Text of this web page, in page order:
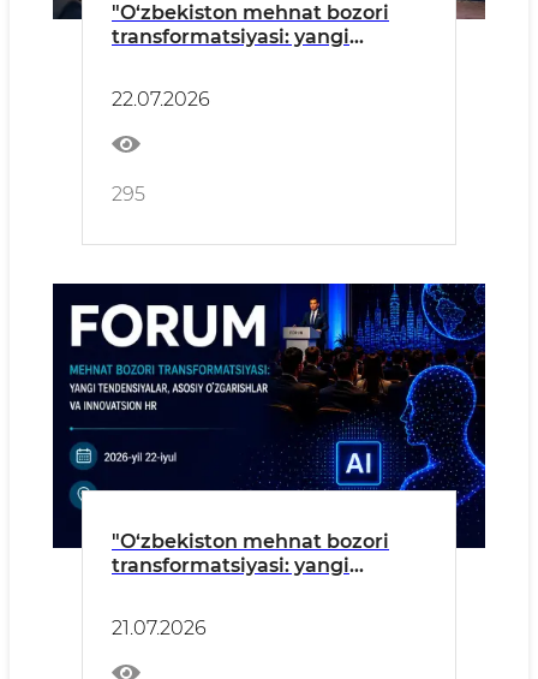
"O‘zbekiston mehnat bozori
transformatsiyasi: yangi
forumi
22.07.2026
295
"O‘zbekiston mehnat bozori
transformatsiyasi: yangi
forumi
21.07.2026